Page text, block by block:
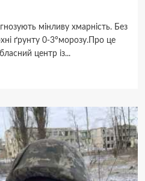
мінливу хмарність. Без
ґрунту 0-3°морозу.Про це
центр із...